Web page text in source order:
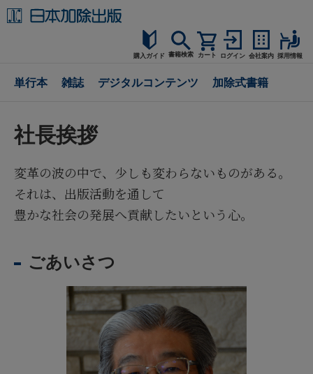
購入ガイド
購入ガイド
書籍検索 カート ログイン 会社案内 採用情報
単行本 雑誌 デジタルコンテンツ 加除式書籍
社長挨拶
変革の波の中で、少しも変わらないものがある。
それは、出版活動を通して
豊かな社会の発展へ貢献したいという心。
ごあいさつ